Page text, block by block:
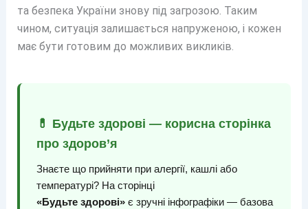
та безпека України знову під загрозою. Таким
чином, ситуація залишається напруженою, і кожен
має бути готовим до можливих викликів.
💊 Будьте здорові — корисна сторінка
про здоров’я
Знаєте що прийняти при алергії, кашлі або
температурі? На сторінці
«Будьте здорові»є зручні інфографіки — базова